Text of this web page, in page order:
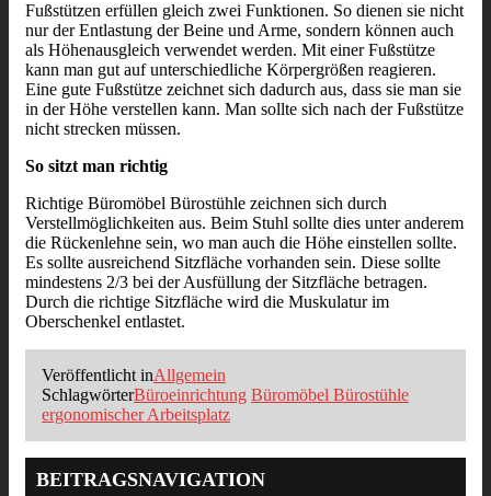
Fußstützen erfüllen gleich zwei Funktionen. So dienen sie nicht
nur der Entlastung der Beine und Arme, sondern können auch
als Höhenausgleich verwendet werden. Mit einer Fußstütze
kann man gut auf unterschiedliche Körpergrößen reagieren.
Eine gute Fußstütze zeichnet sich dadurch aus, dass sie man sie
in der Höhe verstellen kann. Man sollte sich nach der Fußstütze
nicht strecken müssen.
So sitzt man richtig
Richtige Büromöbel Bürostühle zeichnen sich durch
Verstellmöglichkeiten aus. Beim Stuhl sollte dies unter anderem
die Rückenlehne sein, wo man auch die Höhe einstellen sollte.
Es sollte ausreichend Sitzfläche vorhanden sein. Diese sollte
mindestens 2/3 bei der Ausfüllung der Sitzfläche betragen.
Durch die richtige Sitzfläche wird die Muskulatur im
Oberschenkel entlastet.
Veröffentlicht inAllgemein
SchlagwörterBüroeinrichtung Büromöbel Bürostühle
ergonomischer Arbeitsplatz
BEITRAGSNAVIGATION